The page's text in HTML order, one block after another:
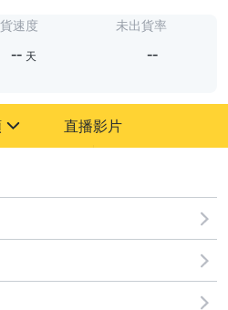
速度
-- 天
未出貨率
--
直播影片